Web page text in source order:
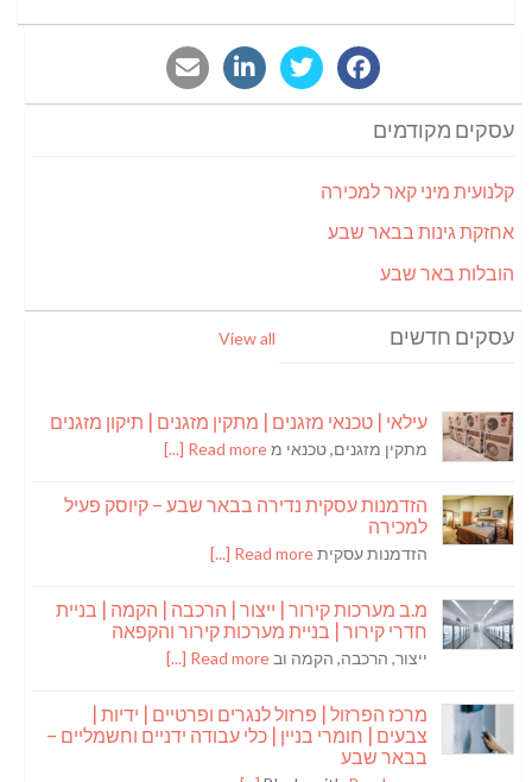
עסקים מקודמים
קלנועית מיני קאר למכירה
אחזקת גינות בבאר שבע
הובלות באר שבע
עסקים חדשים View all
עילאי | טכנאי מזגנים | מתקין מזגנים | תיקון מזגנים
מתקין מזגנים, טכנאי מRead more [...]
הזדמנות עסקית נדירה בבאר שבע – קיוסק פעיל
למכירה
הזדמנות עסקיתRead more [...]
מ.ב מערכות קירור | ייצור | הרכבה | הקמה | בניית
חדרי קירור | בניית מערכות קירור והקפאה
ייצור, הרכבה, הקמה וב Read more [...]
מרכז הפרזול | פרזול לנגרים ופרטיים | ידיות |
צבעים | חומרי בניין | כלי עבודה ידניים וחשמליים –
בבאר שבע